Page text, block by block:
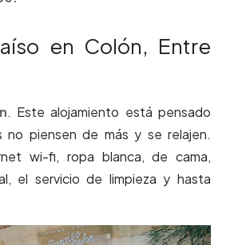
en Colón, Entre
. Este alojamiento está pensado
no piensen de más y se relajen.
wi-fi, ropa blanca, de cama,
el servicio de limpieza y hasta